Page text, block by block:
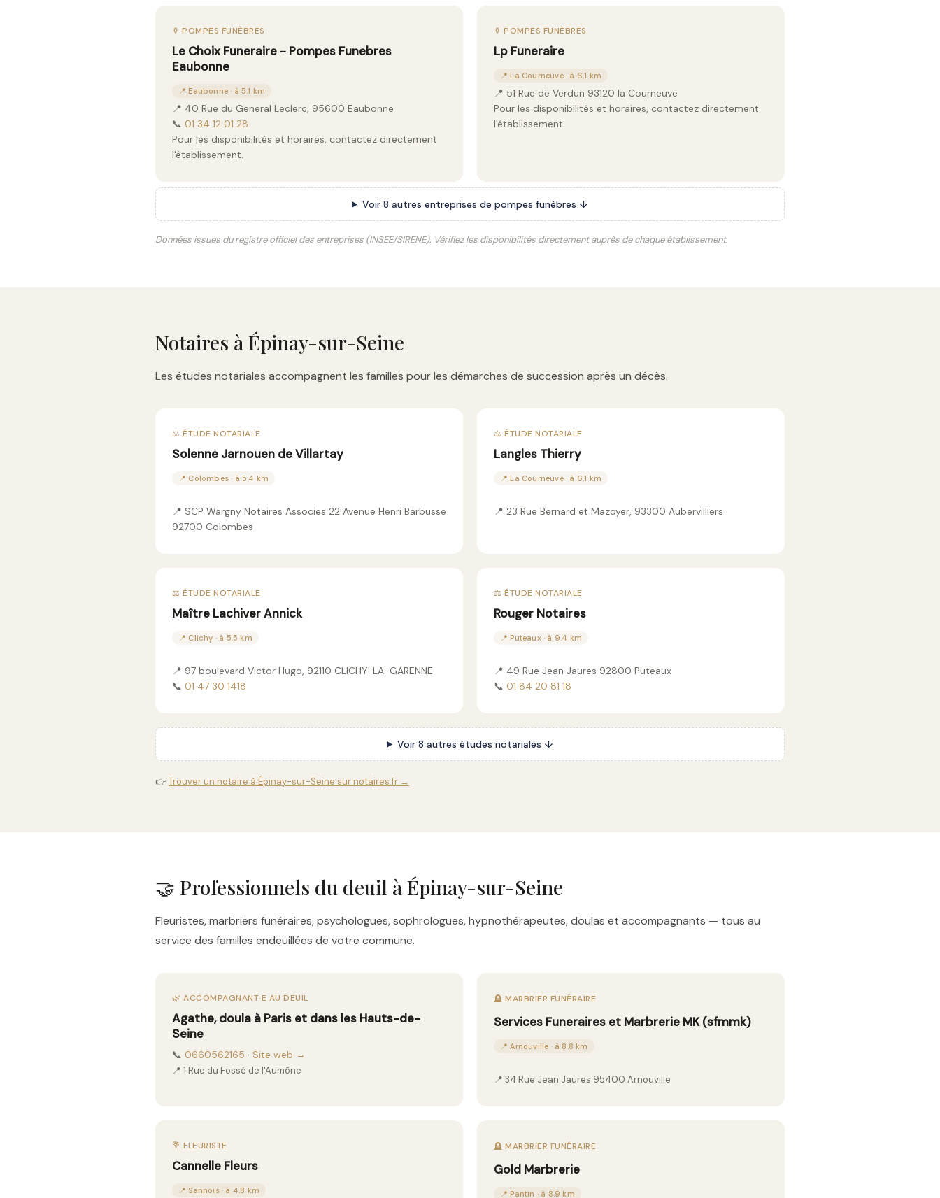
⚱️ POMPES FUNÈBRES
Le Choix Funeraire - Pompes Funebres
Eaubonne
📍 Eaubonne · à 5.1 km
📍 40 Rue du General Leclerc, 95600 Eaubonne
📞 01 34 12 01 28
Pour les disponibilités et horaires, contactez directement
l'établissement.
⚱️ POMPES FUNÈBRES
Lp Funeraire
📍 La Courneuve · à 6.1 km
📍 51 Rue de Verdun 93120 la Courneuve
Pour les disponibilités et horaires, contactez directement
l'établissement.
Voir 8 autres entreprises de pompes funèbres ↓
Données issues du registre officiel des entreprises (INSEE/SIRENE). Vérifiez les disponibilités directement auprès de chaque établissement.
Notaires à Épinay-sur-Seine
Les études notariales accompagnent les familles pour les démarches de succession après un décès.
⚖️ ÉTUDE NOTARIALE
Solenne Jarnouen de Villartay
📍 Colombes · à 5.4 km
📍 SCP Wargny Notaires Associes 22 Avenue Henri Barbusse
92700 Colombes
⚖️ ÉTUDE NOTARIALE
Langles Thierry
📍 La Courneuve · à 6.1 km
📍 23 Rue Bernard et Mazoyer, 93300 Aubervilliers
⚖️ ÉTUDE NOTARIALE
Maître Lachiver Annick
📍 Clichy · à 5.5 km
📍 97 boulevard Victor Hugo, 92110 CLICHY-LA-GARENNE
📞 01 47 30 1418
⚖️ ÉTUDE NOTARIALE
Rouger Notaires
📍 Puteaux · à 9.4 km
📍 49 Rue Jean Jaures 92800 Puteaux
📞 01 84 20 81 18
Voir 8 autres études notariales ↓
👉Trouver un notaire à Épinay-sur-Seine sur notaires.fr →
🤝 Professionnels du deuil à Épinay-sur-Seine
Fleuristes, marbriers funéraires, psychologues, sophrologues, hypnothérapeutes, doulas et accompagnants — tous au
service des familles endeuillées de votre commune.
🌿 ACCOMPAGNANT·E AU DEUIL
Agathe, doula à Paris et dans les Hauts-de-
Seine
📞 0660562165 · Site web →
📍 1 Rue du Fossé de l'Aumône
🪦 MARBRIER FUNÉRAIRE
Services Funeraires et Marbrerie MK (sfmmk)
📍 Arnouville · à 8.8 km
📍 34 Rue Jean Jaures 95400 Arnouville
💐 FLEURISTE
Cannelle Fleurs
📍 Sannois · à 4.8 km
🪦 MARBRIER FUNÉRAIRE
Gold Marbrerie
📍 Pantin · à 8.9 km